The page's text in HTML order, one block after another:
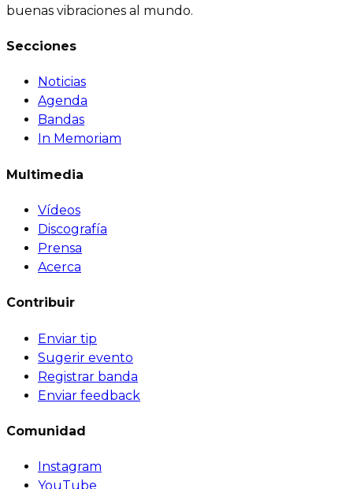
buenas vibraciones al mundo.
Secciones
Noticias
Agenda
Bandas
In Memoriam
Multimedia
Vídeos
Discografía
Prensa
Acerca
Contribuir
Enviar tip
Sugerir evento
Registrar banda
Enviar feedback
Comunidad
Instagram
YouTube